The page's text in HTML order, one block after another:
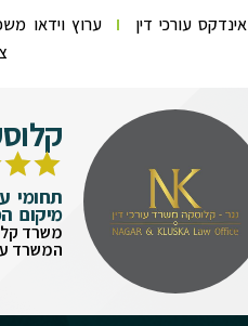
אינדקס עורכי דין ערוץ וידאו
תחומי
מיקום
משרד
המשרד